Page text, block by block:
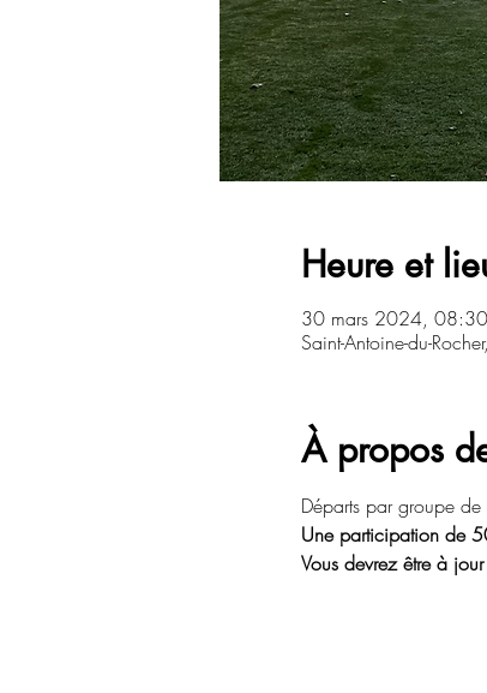
Heure et
30 mars 2024,
Saint-Antoine-du-
À propos
Départs par groupe
Une participation de
Vous devrez être à